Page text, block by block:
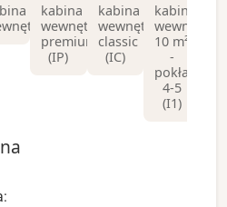
kabina
wewnętrzna
premium
(IP)
kabina
wewnętrzna
classic
(IC)
kabina
10 m²
-
pokład
4-5
(I1)